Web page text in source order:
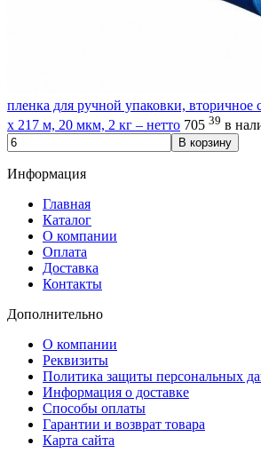
пленка для ручной упаковки,
х 217 м, 20 мкм, 2 кг – нетто 705 39 в
В корзину
Информация
Главная
Каталог
О компании
Оплата
Доставка
Контакты
Дополнительно
О компании
Реквизиты
Политика защиты персональных
Информация о доставке
Способы оплаты
Гарантии и возврат товара
Карта сайта